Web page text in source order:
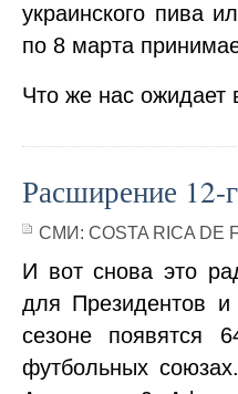
украинского пива
по 8 марта
Что же нас ожидает
Расширение 12-
СМИ: COSTA RICA DE
И вот снова это
для Президентов
сезоне
футбольных